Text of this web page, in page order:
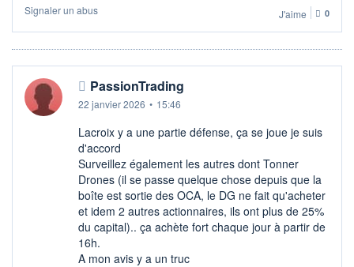
Signaler un abus J'aime 0
PassionTrading
22 janvier 2026 • 15:46
Lacroix y a une partie défense, ça se joue je suis
d'accord
Surveillez également les autres dont Tonner
Drones (il se passe quelque chose depuis que la
boîte est sortie des OCA, le DG ne fait qu'acheter
et idem 2 autres actionnaires, ils ont plus de 25%
du capital).. ça achète fort chaque jour à partir de
16h.
A mon avis y a un truc